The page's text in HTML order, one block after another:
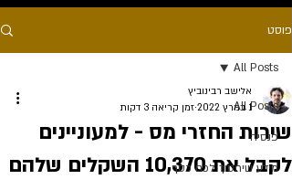
פוסט
All Posts
פנסיה
מידע שיחסוך לכם כסף
All Posts
שירות החזרי מס - למעוניינים
לקבל את 10,370 השקלים שלהם
אלישב רבינוביץ
1 במרץ 2022
זמן קריאה 3 דקות